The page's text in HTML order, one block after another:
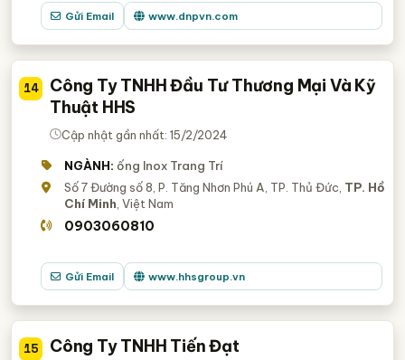
Gửi Email www.dnpvn.com
14
Công Ty TNHH Đầu Tư Thương Mại Và Kỹ
Thuật HHS
Cập nhật gần nhất: 15/2/2024
NGÀNH: ống Inox Trang Trí
Số 7 Đường số 8, P. Tăng Nhơn Phú A, TP. Thủ Đức, TP. Hồ
Chí Minh , Việt Nam
0903060810
Gửi Email www.hhsgroup.vn
15 Công Ty TNHH Tiến Đạt